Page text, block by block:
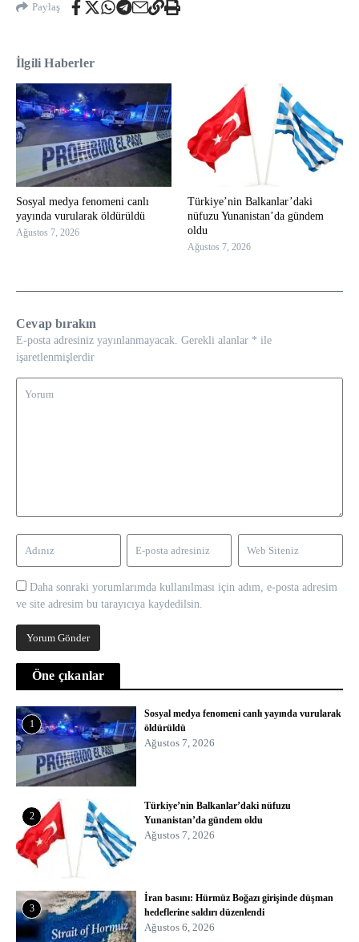
Paylaş
İlgili Haberler
Sosyal medya fenomeni canlı
yayında vurularak öldürüldü
Ağustos 7, 2026
Türkiye’nin Balkanlar’daki
nüfuzu Yunanistan’da gündem
oldu
Ağustos 7, 2026
Cevap bırakın
E-posta adresiniz yayınlanmayacak. Gerekli alanlar * ile
işaretlenmişlerdir
Daha sonraki yorumlarımda kullanılması için adım, e-posta adresim
ve site adresim bu tarayıcıya kaydedilsin.
Öne çıkanlar
1
Sosyal medya fenomeni canlı yayında vurularak
öldürüldü
Ağustos 7, 2026
2
Türkiye’nin Balkanlar’daki nüfuzu
Yunanistan’da gündem oldu
Ağustos 7, 2026
3
İran basını: Hürmüz Boğazı girişinde düşman
hedeflerine saldırı düzenlendi
Ağustos 6, 2026